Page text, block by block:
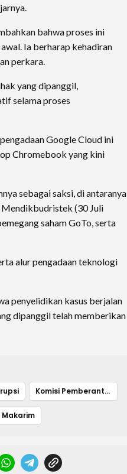
bahwa proses ini
Ia berharap kehadiran
perkara.
yang dipanggil,
selama proses
Google Cloud ini
Chromebook yang kini
sebagai saksi, di antaranya
Mendikbudristek (30 Juli
saham GoTo, serta
alur pengadaan teknologi
penyelidikan kasus berjalan
dipanggil telah memberikan
Komisi Pemberantasan Korupsi
Makarim